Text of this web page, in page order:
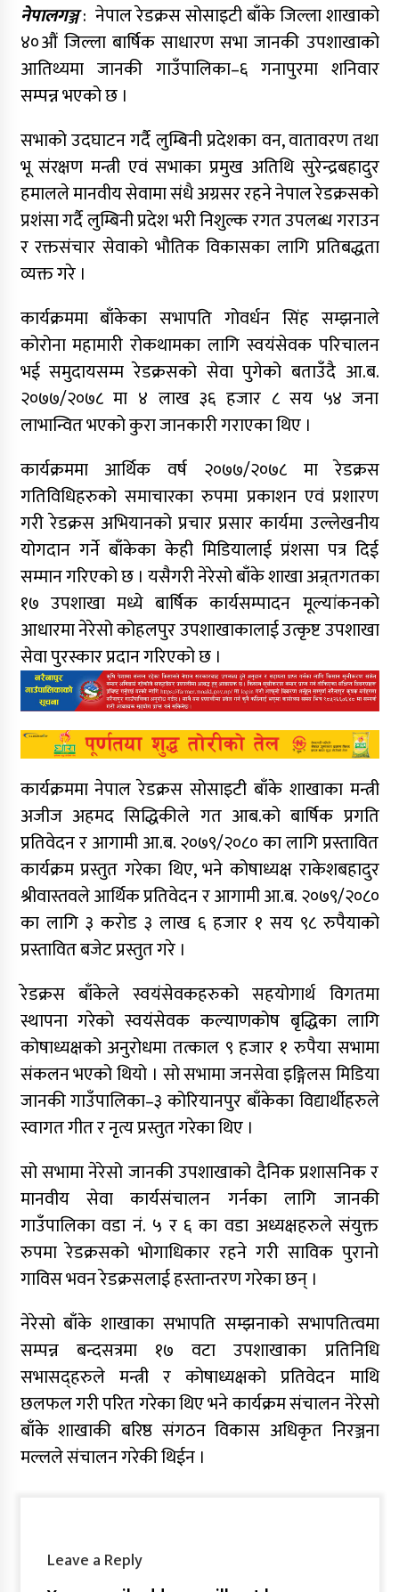
नेपालगञ्ज: नेपाल रेडक्रस सोसाइटी बाँके जिल्ला शाखाको
४०औं जिल्ला बार्षिक साधारण सभा जानकी उपशाखाको
आतिथ्यमा जानकी गाउँपालिका–६ गनापुरमा शनिवार
सम्पन्न भएको छ ।
सभाको उदघाटन गर्दै लुम्बिनी प्रदेशका वन, वातावरण तथा
भू संरक्षण मन्त्री एवं सभाका प्रमुख अतिथि सुरेन्द्रबहादुर
हमालले मानवीय सेवामा संधै अग्रसर रहने नेपाल रेडक्रसको
प्रशंसा गर्दै लुम्बिनी प्रदेश भरी निशुल्क रगत उपलब्ध गराउन
र रक्तसंचार सेवाको भौतिक विकासका लागि प्रतिबद्धता
व्यक्त गरे ।
कार्यक्रममा बाँकेका सभापति गोवर्धन सिंह सम्झनाले
कोरोना महामारी रोकथामका लागि स्वयंसेवक परिचालन
भई समुदायसम्म रेडक्रसको सेवा पुगेको बताउँदै आ.ब.
२०७७/२०७८ मा ४ लाख ३६ हजार ८ सय ५४ जना
लाभान्वित भएको कुरा जानकारी गराएका थिए ।
कार्यक्रममा आर्थिक वर्ष २०७७/२०७८ मा रेडक्रस
गतिविधिहरुको समाचारका रुपमा प्रकाशन एवं प्रशारण
गरी रेडक्रस अभियानको प्रचार प्रसार कार्यमा उल्लेखनीय
योगदान गर्ने बाँकेका केही मिडियालाई प्रंशसा पत्र दिई
सम्मान गरिएको छ । यसैगरी नेरेसो बाँके शाखा अन्र्तगतका
१७ उपशाखा मध्ये बार्षिक कार्यसम्पादन मूल्यांकनको
आधारमा नेरेसो कोहलपुर उपशाखाकालाई उत्कृष्ट उपशाखा
सेवा पुरस्कार प्रदान गरिएको छ ।
कार्यक्रममा नेपाल रेडक्रस सोसाइटी बाँके शाखाका मन्त्री
अजीज अहमद सिद्धिकीले गत आब.को बार्षिक प्रगति
प्रतिवेदन र आगामी आ.ब. २०७९/२०८० का लागि प्रस्तावित
कार्यक्रम प्रस्तुत गरेका थिए, भने कोषाध्यक्ष राकेशबहादुर
श्रीवास्तवले आर्थिक प्रतिवेदन र आगामी आ.ब. २०७९/२०८०
का लागि ३ करोड ३ लाख ६ हजार १ सय ९८ रुपैयाको
प्रस्तावित बजेट प्रस्तुत गरे ।
रेडक्रस बाँकेले स्वयंसेवकहरुको सहयोगार्थ विगतमा
स्थापना गरेको स्वयंसेवक कल्याणकोष बृद्धिका लागि
कोषाध्यक्षको अनुरोधमा तत्काल ९ हजार १ रुपैया सभामा
संकलन भएको थियो । सो सभामा जनसेवा इङ्गिलस मिडिया
जानकी गाउँपालिका–३ कोरियानपुर बाँकेका विद्यार्थीहरुले
स्वागत गीत र नृत्य प्रस्तुत गरेका थिए ।
सो सभामा नेरेसो जानकी उपशाखाको दैनिक प्रशासनिक र
मानवीय सेवा कार्यसंचालन गर्नका लागि जानकी
गाउँपालिका वडा नं. ५ र ६ का वडा अध्यक्षहरुले संयुक्त
रुपमा रेडक्रसको भोगाधिकार रहने गरी साविक पुरानो
गाविस भवन रेडक्रसलाई हस्तान्तरण गरेका छन् ।
नेरेसो बाँके शाखाका सभापति सम्झनाको सभापतित्वमा
सम्पन्न बन्दसत्रमा १७ वटा उपशाखाका प्रतिनिधि
सभासद्हरुले मन्त्री र कोषाध्यक्षको प्रतिवेदन माथि
छलफल गरी परित गरेका थिए भने कार्यक्रम संचालन नेरेसो
बाँके शाखाकी बरिष्ठ संगठन विकास अधिकृत निरञ्जना
मल्लले संचालन गरेकी थिईन ।
Leave a Reply